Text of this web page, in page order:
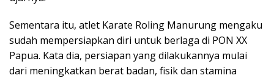
Sementara itu, atlet Karate Roling Manurung mengaku
sudah mempersiapkan diri untuk berlaga di PON XX
Papua. Kata dia, persiapan yang dilakukannya mulai
dari meningkatkan berat badan, fisik dan stamina